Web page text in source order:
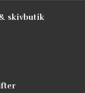
skivbutik